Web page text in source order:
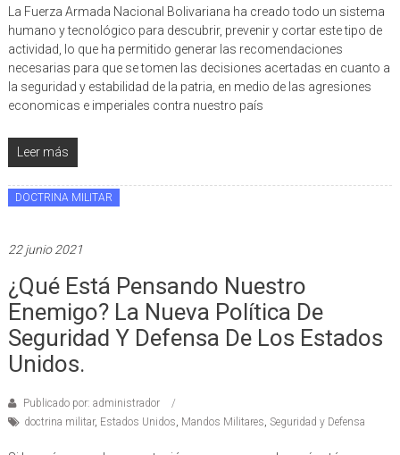
La Fuerza Armada Nacional Bolivariana ha creado todo un sistema
humano y tecnológico para descubrir, prevenir y cortar este tipo de
actividad, lo que ha permitido generar las recomendaciones
necesarias para que se tomen las decisiones acertadas en cuanto a
la seguridad y estabilidad de la patria, en medio de las agresiones
economicas e imperiales contra nuestro país
Leer más
DOCTRINA MILITAR
22 junio 2021
¿Qué Está Pensando Nuestro
Enemigo? La Nueva Política De
Seguridad Y Defensa De Los Estados
Unidos.
Publicado por: administrador
doctrina militar, Estados Unidos, Mandos Militares, Seguridad y Defensa